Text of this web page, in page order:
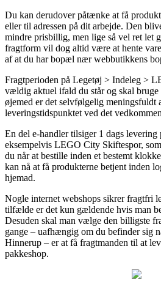
Du kan derudover påtænke at få
eller til adressen på dit arbejde. Den
mindre prisbillig, men lige så vel ret let
fragtform vil dog altid være at hente
af at du har bopæl nær webbutikkens
Fragtperioden på Legetøj > Indeleg >
vældig aktuel ifald du står og skal bruge
øjemed er det selvfølgelig meningsfuldt
leveringstidspunktet ved det
En del e-handler tilsiger 1 dags levering
eksempelvis LEGO City Skiftespor,
du når at bestille inden et bestemt
kan nå at få produkterne betjent inden
hjemad.
Nogle internet webshops sikrer fragtfri
tilfælde er det kun gældende hvis man
Desuden skal man vælge den billigste
gange – uafhængig om du befinder sig
Hinnerup – er at få fragtmanden til at
pakkeshop.